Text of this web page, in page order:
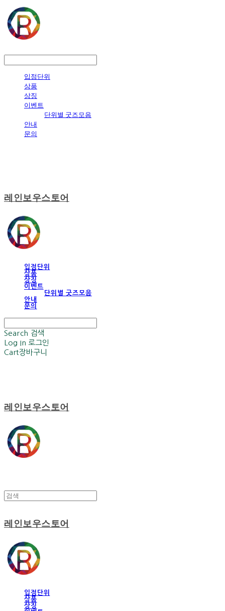
입점단위
상품
상징
이벤트
단위별 굿즈모음
안내
문의
레인보우스토어
입점단위
상품
상징
이벤트
단위별 굿즈모음
안내
문의
Search 검색
Log In 로그인
Cart장바구니
레인보우스토어
레인보우스토어
입점단위
상품
상징